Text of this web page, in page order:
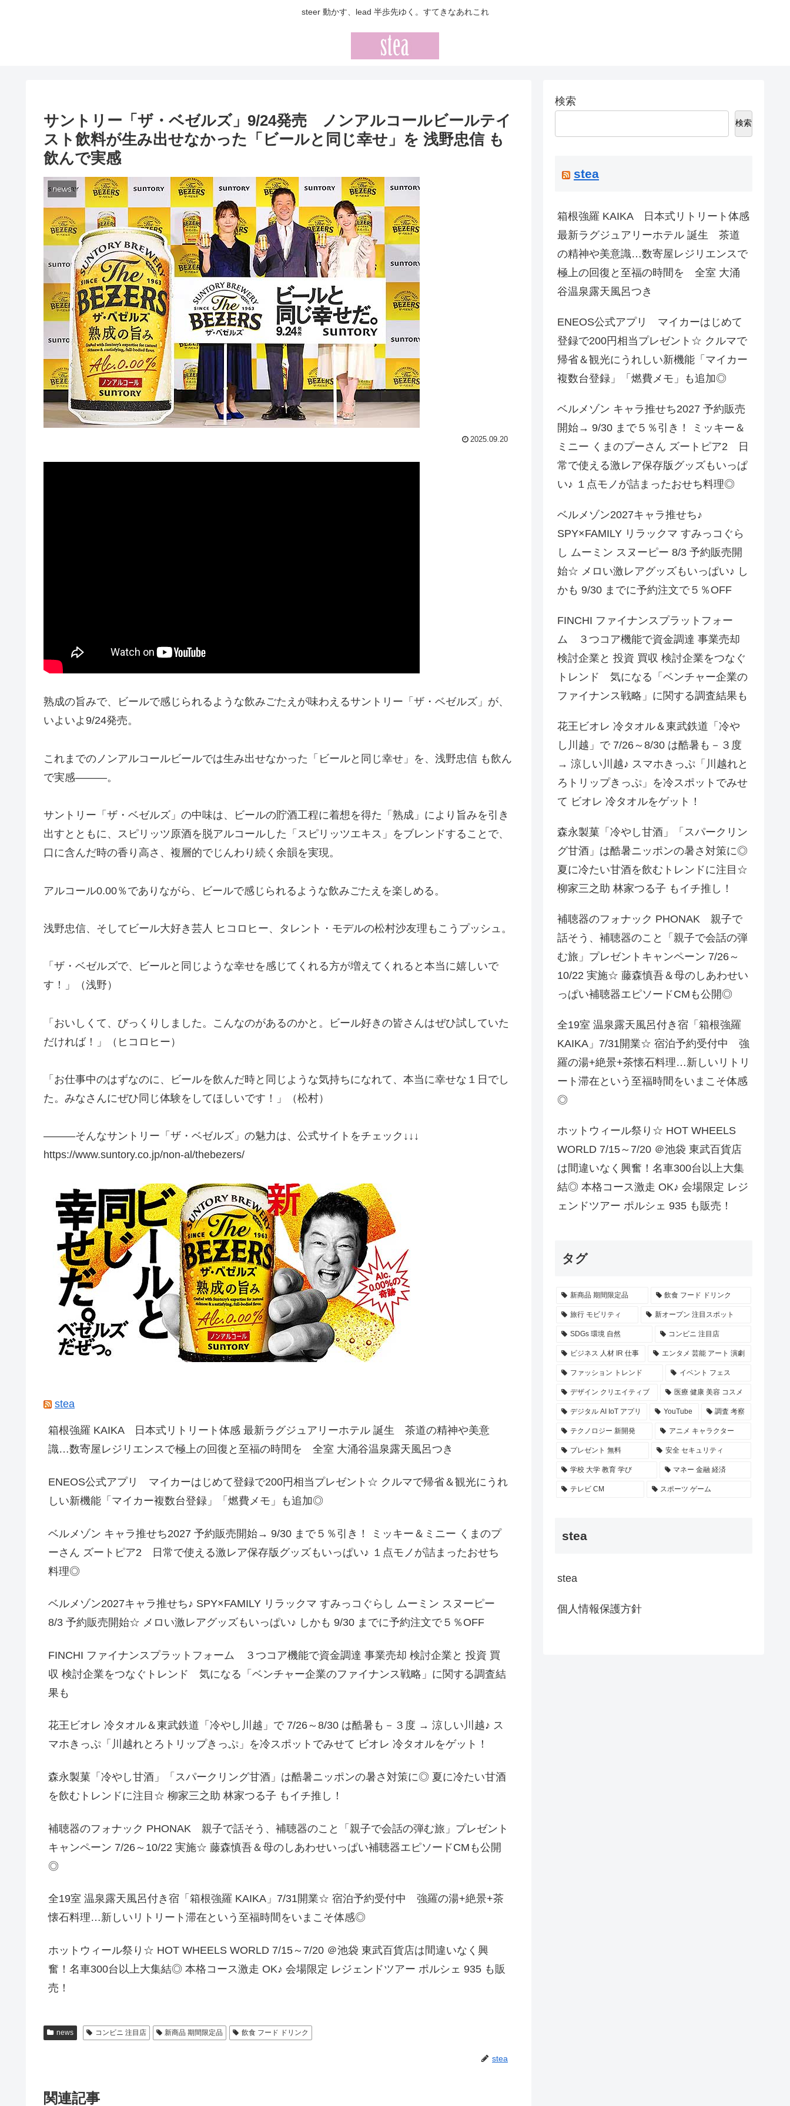
steer 動かす、lead 半歩先ゆく。すてきなあれこれ
サントリー「ザ・ベゼルズ」9/24発売 ノンアルコールビールテイ
スト飲料が生み出せなかった「ビールと同じ幸せ」を 浅野忠信 も
飲んで実感
news
2025.09.20
熟成の旨みで、ビールで感じられるような飲みごたえが味わえるサントリー「ザ・ベゼルズ」が、
いよいよ9/24発売。
これまでのノンアルコールビールでは生み出せなかった「ビールと同じ幸せ」を、浅野忠信 も飲ん
で実感―――。
サントリー「ザ・ベゼルズ」の中味は、ビールの貯酒工程に着想を得た「熟成」により旨みを引き
出すとともに、スピリッツ原酒を脱アルコールした「スピリッツエキス」をブレンドすることで、
口に含んだ時の香り高さ、複層的でじんわり続く余韻を実現。
アルコール0.00％でありながら、ビールで感じられるような飲みごたえを楽しめる。
浅野忠信、そしてビール大好き芸人 ヒコロヒー、タレント・モデルの松村沙友理もこうプッシュ。
「ザ・ベゼルズで、ビールと同じような幸せを感じてくれる方が増えてくれると本当に嬉しいで
す！」（浅野）
「おいしくて、びっくりしました。こんなのがあるのかと。ビール好きの皆さんはぜひ試していた
だければ！」（ヒコロヒー）
「お仕事中のはずなのに、ビールを飲んだ時と同じような気持ちになれて、本当に幸せな１日でし
た。みなさんにぜひ同じ体験をしてほしいです！」（松村）
―――そんなサントリー「ザ・ベゼルズ」の魅力は、公式サイトをチェック↓↓↓
https://www.suntory.co.jp/non-al/thebezers/
stea
箱根強羅 KAIKA 日本式リトリート体感 最新ラグジュアリーホテル 誕生 茶道の精神や美意
識…数寄屋レジリエンスで極上の回復と至福の時間を 全室 大涌谷温泉露天風呂つき
ENEOS公式アプリ マイカーはじめて登録で200円相当プレゼント☆ クルマで帰省＆観光にうれ
しい新機能「マイカー複数台登録」「燃費メモ」も追加◎
ベルメゾン キャラ推せち2027 予約販売開始→ 9/30 まで５％引き！ ミッキー＆ミニー くまのプ
ーさん ズートピア2 日常で使える激レア保存版グッズもいっぱい♪ １点モノが詰まったおせち
料理◎
ベルメゾン2027キャラ推せち♪ SPY×FAMILY リラックマ すみっコぐらし ムーミン スヌーピー
8/3 予約販売開始☆ メロい激レアグッズもいっぱい♪ しかも 9/30 までに予約注文で５％OFF
FINCHI ファイナンスプラットフォーム ３つコア機能で資金調達 事業売却 検討企業と 投資 買
収 検討企業をつなぐトレンド 気になる「ベンチャー企業のファイナンス戦略」に関する調査結
果も
花王ビオレ 冷タオル＆東武鉄道「冷やし川越」で 7/26～8/30 は酷暑も－３度 → 涼しい川越♪ ス
マホきっぷ「川越れとろトリップきっぷ」を冷スポットでみせて ビオレ 冷タオルをゲット！
森永製菓「冷やし甘酒」「スパークリング甘酒」は酷暑ニッポンの暑さ対策に◎ 夏に冷たい甘酒
を飲むトレンドに注目☆ 柳家三之助 林家つる子 もイチ推し！
補聴器のフォナック PHONAK 親子で話そう、補聴器のこと「親子で会話の弾む旅」プレゼント
キャンペーン 7/26～10/22 実施☆ 藤森慎吾＆母のしあわせいっぱい補聴器エピソードCMも公開
◎
全19室 温泉露天風呂付き宿「箱根強羅 KAIKA」7/31開業☆ 宿泊予約受付中 強羅の湯+絶景+茶
懐石料理…新しいリトリート滞在という至福時間をいまこそ体感◎
ホットウィール祭り☆ HOT WHEELS WORLD 7/15～7/20 ＠池袋 東武百貨店は間違いなく興
奮！名車300台以上大集結◎ 本格コース激走 OK♪ 会場限定 レジェンドツアー ポルシェ 935 も販
売！
news コンビニ 注目店 新商品 期間限定品 飲食 フード ドリンク
stea
関連記事
検索
検索
stea
箱根強羅 KAIKA 日本式リトリート体感
最新ラグジュアリーホテル 誕生 茶道
の精神や美意識…数寄屋レジリエンスで
極上の回復と至福の時間を 全室 大涌
谷温泉露天風呂つき
ENEOS公式アプリ マイカーはじめて
登録で200円相当プレゼント☆ クルマで
帰省＆観光にうれしい新機能「マイカー
複数台登録」「燃費メモ」も追加◎
ベルメゾン キャラ推せち2027 予約販売
開始→ 9/30 まで５％引き！ ミッキー＆
ミニー くまのプーさん ズートピア2 日
常で使える激レア保存版グッズもいっぱ
い♪ １点モノが詰まったおせち料理◎
ベルメゾン2027キャラ推せち♪
SPY×FAMILY リラックマ すみっコぐら
し ムーミン スヌーピー 8/3 予約販売開
始☆ メロい激レアグッズもいっぱい♪ し
かも 9/30 までに予約注文で５％OFF
FINCHI ファイナンスプラットフォー
ム ３つコア機能で資金調達 事業売却
検討企業と 投資 買収 検討企業をつなぐ
トレンド 気になる「ベンチャー企業の
ファイナンス戦略」に関する調査結果も
花王ビオレ 冷タオル＆東武鉄道「冷や
し川越」で 7/26～8/30 は酷暑も－３度
→ 涼しい川越♪ スマホきっぷ「川越れと
ろトリップきっぷ」を冷スポットでみせ
て ビオレ 冷タオルをゲット！
森永製菓「冷やし甘酒」「スパークリン
グ甘酒」は酷暑ニッポンの暑さ対策に◎
夏に冷たい甘酒を飲むトレンドに注目☆
柳家三之助 林家つる子 もイチ推し！
補聴器のフォナック PHONAK 親子で
話そう、補聴器のこと「親子で会話の弾
む旅」プレゼントキャンペーン 7/26～
10/22 実施☆ 藤森慎吾＆母のしあわせい
っぱい補聴器エピソードCMも公開◎
全19室 温泉露天風呂付き宿「箱根強羅
KAIKA」7/31開業☆ 宿泊予約受付中 強
羅の湯+絶景+茶懐石料理…新しいリトリ
ート滞在という至福時間をいまこそ体感
◎
ホットウィール祭り☆ HOT WHEELS
WORLD 7/15～7/20 ＠池袋 東武百貨店
は間違いなく興奮！名車300台以上大集
結◎ 本格コース激走 OK♪ 会場限定 レジ
ェンドツアー ポルシェ 935 も販売！
タグ
新商品 期間限定品 飲食 フード ドリンク
旅行 モビリティ 新オープン 注目スポット
SDGs 環境 自然 コンビニ 注目店
ビジネス 人材 IR 仕事 エンタメ 芸能 アート 演劇
ファッション トレンド イベント フェス
デザイン クリエイティブ 医療 健康 美容 コスメ
デジタル AI IoT アプリ YouTube 調査 考察
テクノロジー 新開発 アニメ キャラクター
プレゼント 無料 安全 セキュリティ
学校 大学 教育 学び マネー 金融 経済
テレビ CM スポーツ ゲーム
stea
stea
個人情報保護方針